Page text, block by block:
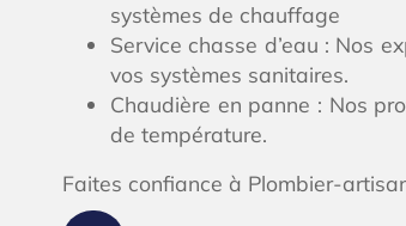
systèmes de chauffage
Service chasse d’eau : Nos
vos systèmes sanitaires.
Chaudière en panne : Nos
de température.
Faites confiance à Plombier-